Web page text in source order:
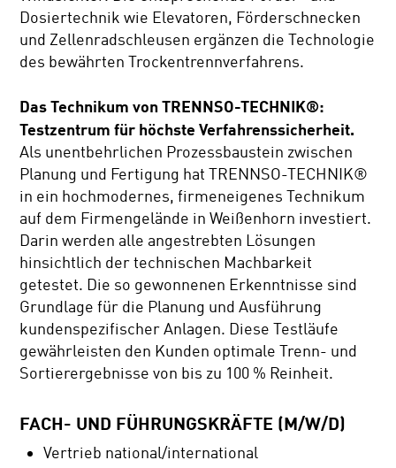
Dosiertechnik wie Elevatoren, Förderschnecken
und Zellenradschleusen ergänzen die Technologie
des bewährten Trockentrennverfahrens.
Das Technikum von TRENNSO-TECHNIK®:
Testzentrum für höchste Verfahrenssicherheit.
Als unentbehrlichen Prozessbaustein zwischen
Planung und Fertigung hat TRENNSO-TECHNIK®
in ein hochmodernes, firmeneigenes Technikum
auf dem Firmengelände in Weißenhorn investiert.
Darin werden alle angestrebten Lösungen
hinsichtlich der technischen Machbarkeit
getestet. Die so gewonnenen Erkenntnisse sind
Grundlage für die Planung und Ausführung
kundenspezifischer Anlagen. Diese Testläufe
gewährleisten den Kunden optimale Trenn- und
Sortierergebnisse von bis zu 100 % Reinheit.
FACH- UND FÜHRUNGSKRÄFTE (M/W/D)
Vertrieb national/international